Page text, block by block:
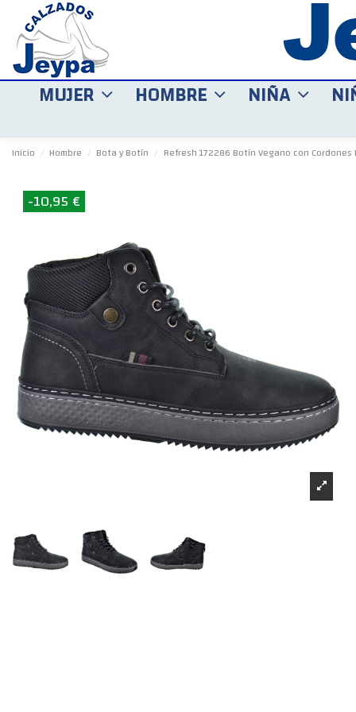
MUJER HOMBRE NIÑA
Inicio Hombre Bota y Botín Refresh 172286 Botín Vegano con Cordones
-10,95 €